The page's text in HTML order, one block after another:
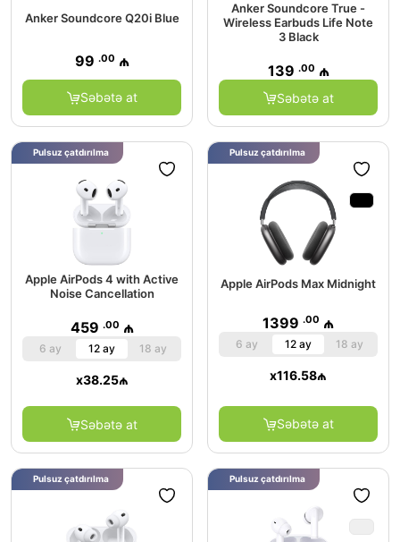
Anker Soundcore Q20i Blue
99 .00 ₼
Səbətə at
Anker Soundcore True -
Wireless Earbuds Life Note
3 Black
139 .00 ₼
Səbətə at
Apple AirPods 4 with Active
Noise Cancellation
459 .00 ₼
6 ay 12 ay 18 ay
x38.25₼
Səbətə at
Pulsuz çatdırılma
Apple AirPods Max Midnight
1399 .00 ₼
6 ay 12 ay 18 ay
x116.58₼
Səbətə at
Pulsuz çatdırılma
Pulsuz çatdırılma Pulsuz çatdırılma